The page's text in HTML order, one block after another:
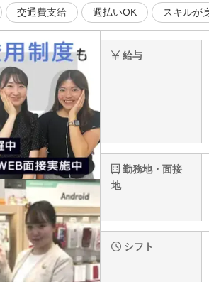
交通費支給 週払いOK スキルが
給与
勤務地・面接
地
シフト